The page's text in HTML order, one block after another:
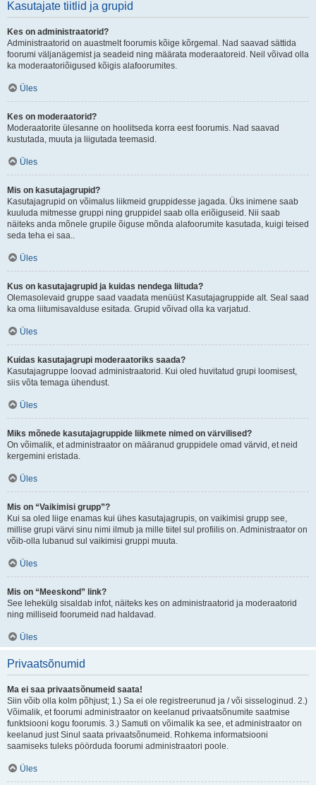
Kasutajate tiitlid ja grupid
Kes on administraatorid?
Administraatorid on auastmelt foorumis kõige kõrgemal. Nad saavad sättida
foorumi väljanägemist ja seadeid ning määrata moderaatoreid. Neil võivad olla
ka moderaatoriõigused kõigis alafoorumites.
Üles
Kes on moderaatorid?
Moderaatorite ülesanne on hoolitseda korra eest foorumis. Nad saavad
kustutada, muuta ja liigutada teemasid.
Üles
Mis on kasutajagrupid?
Kasutajagrupid on võimalus liikmeid gruppidesse jagada. Üks inimene saab
kuuluda mitmesse gruppi ning gruppidel saab olla eriõiguseid. Nii saab
näiteks anda mõnele grupile õiguse mõnda alafoorumite kasutada, kuigi teised
seda teha ei saa..
Üles
Kus on kasutajagrupid ja kuidas nendega liituda?
Olemasolevaid gruppe saad vaadata menüüst Kasutajagruppide alt. Seal saad
ka oma liitumisavalduse esitada. Grupid võivad olla ka varjatud.
Üles
Kuidas kasutajagrupi moderaatoriks saada?
Kasutajagruppe loovad administraatorid. Kui oled huvitatud grupi loomisest,
siis võta temaga ühendust.
Üles
Miks mõnede kasutajagruppide liikmete nimed on värvilised?
On võimalik, et administraator on määranud gruppidele omad värvid, et neid
kergemini eristada.
Üles
Mis on “Vaikimisi grupp”?
Kui sa oled liige enamas kui ühes kasutajagrupis, on vaikimisi grupp see,
millise grupi värvi sinu nimi ilmub ja mille tiitel sul profiilis on. Administraator on
võib-olla lubanud sul vaikimisi gruppi muuta.
Üles
Mis on “Meeskond” link?
See lehekülg sisaldab infot, näiteks kes on administraatorid ja moderaatorid
ning milliseid foorumeid nad haldavad.
Üles
Privaatsõnumid
Ma ei saa privaatsõnumeid saata!
Siin võib olla kolm põhjust; 1.) Sa ei ole registreerunud ja / või sisseloginud. 2.)
Võimalik, et foorumi administraator on keelanud privaatsõnumite saatmise
funktsiooni kogu foorumis. 3.) Samuti on võimalik ka see, et administraator on
keelanud just Sinul saata privaatsõnumeid. Rohkema informatsiooni
saamiseks tuleks pöörduda foorumi administraatori poole.
Üles